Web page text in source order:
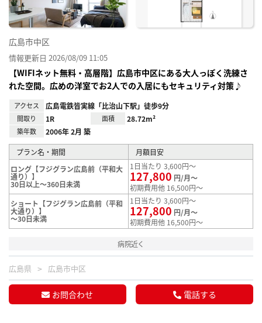
広島市中区
情報更新日 2026/08/09 11:05
【WIFIネット無料・高層階】広島市中区にある大人っぽく洗練さ
れた空間。広めの洋室でお2人での入居にもセキュリティ対策♪
アクセス 広島電鉄皆実線「比治山下駅」徒歩9分
間取り 1R 面積 28.72m²
築年数 2006年 2月 築
プラン名・期間
月額目安
ロング【フジグラン広島前（平和大
通り）】
30日以上～360日未満
1日当たり 3,600円～
127,800 円/月～
初期費用他 16,500円～
ショート【フジグラン広島前（平和
大通り）】
～30日未満
1日当たり 3,600円～
127,800 円/月～
初期費用他 16,500円～
病院近く
広島県 広島市中区
お問合わせ 電話する